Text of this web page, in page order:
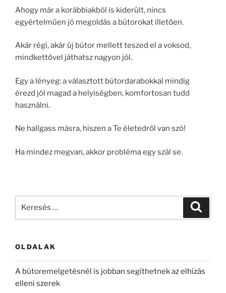
Ahogy már a korábbiakból is kiderült, nincs
egyértelműen jó megoldás a bútorokat illetően.
Akár régi, akár új bútor mellett teszed el a voksod,
mindkettővel játhatsz nagyon jól.
Egy a lényeg: a választott bútordarabokkal mindig
érezd jól magad a helyiségben, komfortosan tudd
használni.
Ne hallgass másra, hiszen a Te életedről van szó!
Ha mindez megvan, akkor probléma egy szál se.
OLDALAK
A bútoremelgetésnél is jobban segíthetnek az elhízás
elleni szerek